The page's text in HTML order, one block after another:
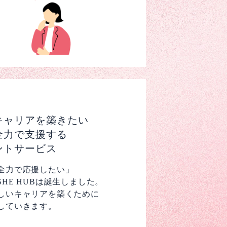
リアを築きたい
で支援する
サービス
力で応援したい」
HUBは誕生しました。
いキャリアを築くために
ていきます。